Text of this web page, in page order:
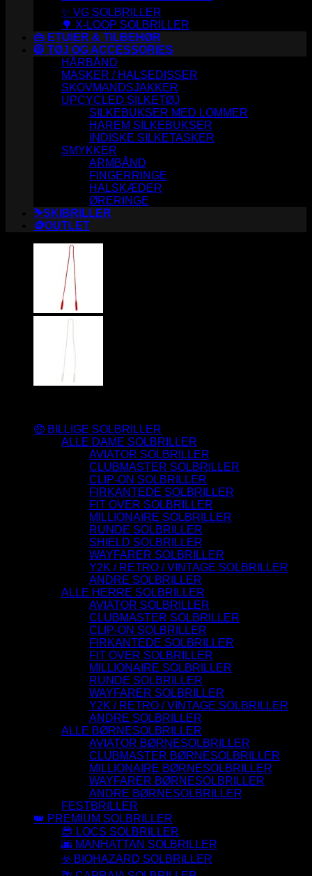
✨ VG SOLBRILLER
🌳 X-LOOP SOLBRILLER
👜 ETUIER & TILBEHØR
🧥 TØJ OG ACCESSORIES
HÅRBÅND
MASKER / HALSEDISSER
SKOVMANDSJAKKER
UPCYCLED SILKETØJ
SILKEBUKSER MED LOMMER
HAREM SILKEBUKSER
INDISKE SILKETASKER
SMYKKER
ARMBÅND
FINGERRINGE
HALSKÆDER
ØRERINGE
⛷️SKIBRILLER
🪙OUTLET
🤑 BILLIGE SOLBRILLER
ALLE DAME SOLBRILLER
AVIATOR SOLBRILLER
CLUBMASTER SOLBRILLER
CLIP-ON SOLBRILLER
FIRKANTEDE SOLBRILLER
FIT OVER SOLBRILLER
MILLIONAIRE SOLBRILLER
RUNDE SOLBRILLER
SHIELD SOLBRILLER
WAYFARER SOLBRILLER
Y2K / RETRO / VINTAGE SOLBRILLER
ANDRE SOLBRILLER
ALLE HERRE SOLBRILLER
AVIATOR SOLBRILLER
CLUBMASTER SOLBRILLER
CLIP-ON SOLBRILLER
FIRKANTEDE SOLBRILLER
FIT OVER SOLBRILLER
MILLIONAIRE SOLBRILLER
RUNDE SOLBRILLER
WAYFARER SOLBRILLER
Y2K / RETRO / VINTAGE SOLBRILLER
ANDRE SOLBRILLER
ALLE BØRNESOLBRILLER
AVIATOR BØRNESOLBRILLER
CLUBMASTER BØRNESOLBRILLER
MILLIONAIRE BØRNESOLBRILLER
WAYFARER BØRNESOLBRILLER
ANDRE BØRNESOLBRILLER
FESTBRILLER
👑 PREMIUM SOLBRILLER
😎 LOCS SOLBRILLER
🌆 MANHATTAN SOLBRILLER
☣️ BIOHAZARD SOLBRILLER